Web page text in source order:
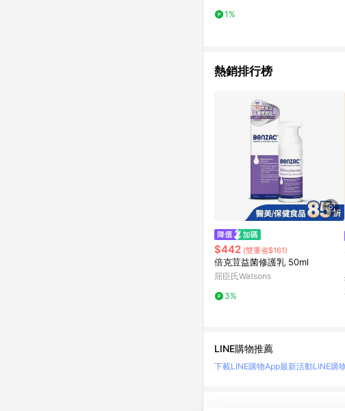
1%
熱銷排行榜
$442 (雙重省$161)
倍克荳益菌修護乳 50ml
屈臣氏Watsons
3%
LINE購物推薦
下載LINE購物App最新活動LINE購